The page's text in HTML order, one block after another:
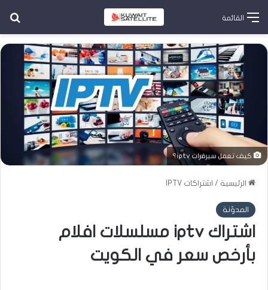
القائمة
كيف تعمل سيرفرات iptv؟
الرئيسية / اشتراكات IPTV
المدوّنة
اشتراك iptv مسلسلات افلام
بأرخص سعر في الكويت